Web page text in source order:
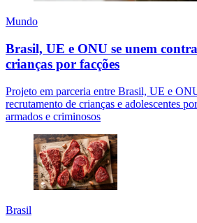
Mundo
Brasil, UE e ONU se unem
crianças por facções
Projeto em parceria entre Brasil, UE e
recrutamento de crianças e adolescentes
armados e criminosos
Brasil